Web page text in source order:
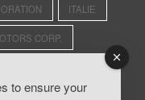
ITALIE
CORP.
CROIX-AUX-MINES
to ensure your